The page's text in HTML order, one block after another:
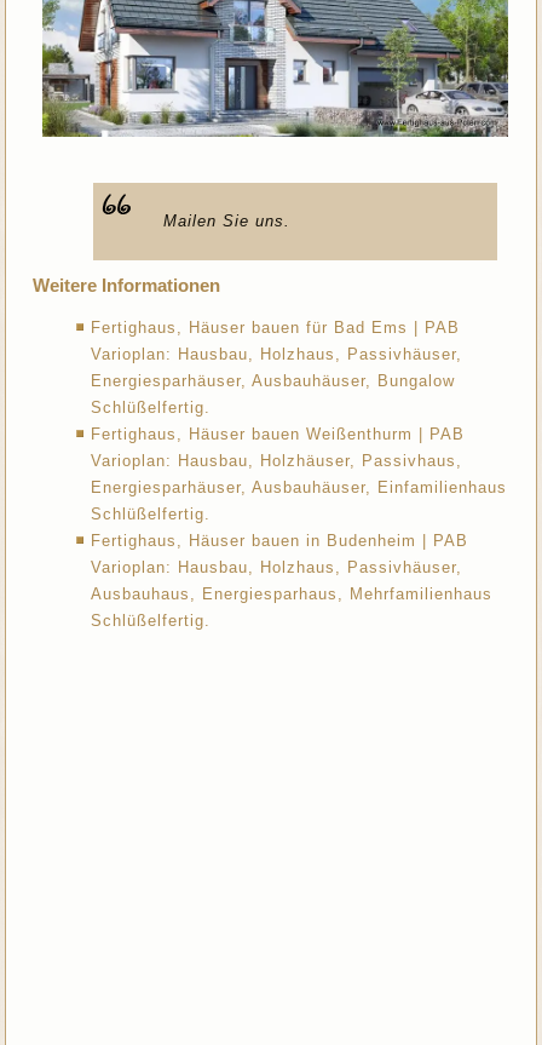
Mailen Sie uns.
Weitere Informationen
Fertighaus, Häuser bauen für Bad Ems | PAB
Varioplan: Hausbau, Holzhaus, Passivhäuser,
Energiesparhäuser, Ausbauhäuser, Bungalow
Schlüßelfertig.
Fertighaus, Häuser bauen Weißenthurm | PAB
Varioplan: Hausbau, Holzhäuser, Passivhaus,
Energiesparhäuser, Ausbauhäuser, Einfamilienhaus
Schlüßelfertig.
Fertighaus, Häuser bauen in Budenheim | PAB
Varioplan: Hausbau, Holzhaus, Passivhäuser,
Ausbauhaus, Energiesparhaus, Mehrfamilienhaus
Schlüßelfertig.